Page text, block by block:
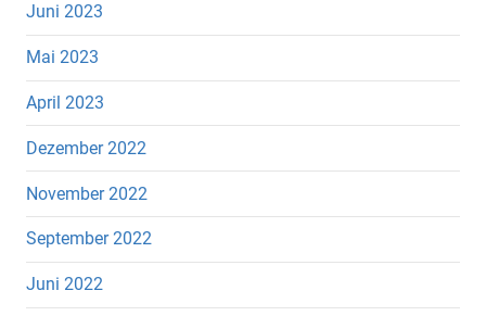
Juni 2023
Mai 2023
April 2023
Dezember 2022
November 2022
September 2022
Juni 2022